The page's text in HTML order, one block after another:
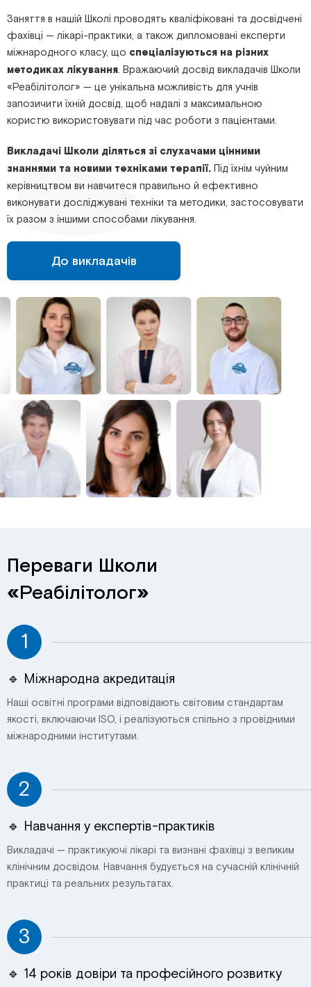
Заняття в нашій Школі проводять кваліфіковані та досвідчені
фахівці — лікарі-практики, а також дипломовані експерти
міжнародного класу, що спеціалізуються на різних
методиках лікування . Вражаючий досвід викладачів Школи
«Реабілітолог» — це унікальна можливість для учнів
запозичити їхній досвід, щоб надалі з максимальною
користю використовувати під час роботи з пацієнтами.
Викладачі Школи діляться зі слухачами цінними
знаннями та новими техніками терапії. Під їхнім чуйним
керівництвом ви навчитеся правильно й ефективно
виконувати досліджувані техніки та методики, застосовувати
їх разом з іншими способами лікування.
До викладачів
Переваги Школи
«Реабілітолог»
1
🔹 Міжнародна акредитація
Наші освітні програми відповідають світовим стандартам
якості, включаючи ISO, і реалізуються спільно з провідними
міжнародними інститутами.
2
🔹 Навчання у експертів-практиків
Викладачі — практикуючі лікарі та визнані фахівці з великим
клінічним досвідом. Навчання будується на сучасній клінічній
практиці та реальних результатах.
3
🔹 14 років довіри та професійного розвитку